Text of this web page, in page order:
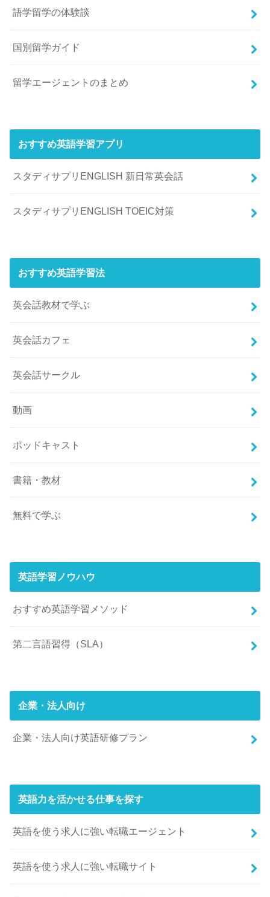
語学留学の体験談
国別留学ガイド
留学エージェントのまとめ
おすすめ英語学習アプリ
スタディサプリENGLISH 新日常英会話
スタディサプリENGLISH TOEIC対策
おすすめ英語学習法
英会話教材で学ぶ
英会話カフェ
英会話サークル
動画
ポッドキャスト
書籍・教材
無料で学ぶ
英語学習ノウハウ
おすすめ英語学習メソッド
第二言語習得（SLA）
企業・法人向け
企業・法人向け英語研修プラン
英語力を活かせる仕事を探す
英語を使う求人に強い転職エージェント
英語を使う求人に強い転職サイト